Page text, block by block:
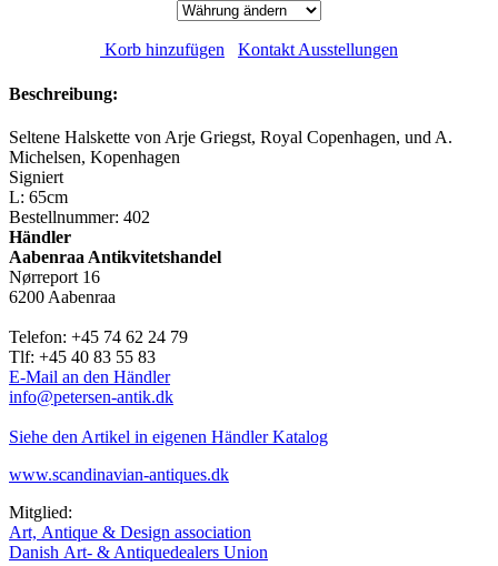
Korb hinzufügen Kontakt Ausstellungen
Beschreibung:
Seltene Halskette von Arje Griegst, Royal Copenhagen, und A.
Michelsen, Kopenhagen
Signiert
L: 65cm
Bestellnummer: 402
Händler
Aabenraa Antikvitetshandel
Nørreport 16
6200 Aabenraa
Telefon: +45 74 62 24 79
Tlf: +45 40 83 55 83
E-Mail an den Händler
info@petersen-antik.dk
Siehe den Artikel in eigenen Händler Katalog
www.scandinavian-antiques.dk
Mitglied:
Art, Antique & Design association
Danish Art- & Antiquedealers Union